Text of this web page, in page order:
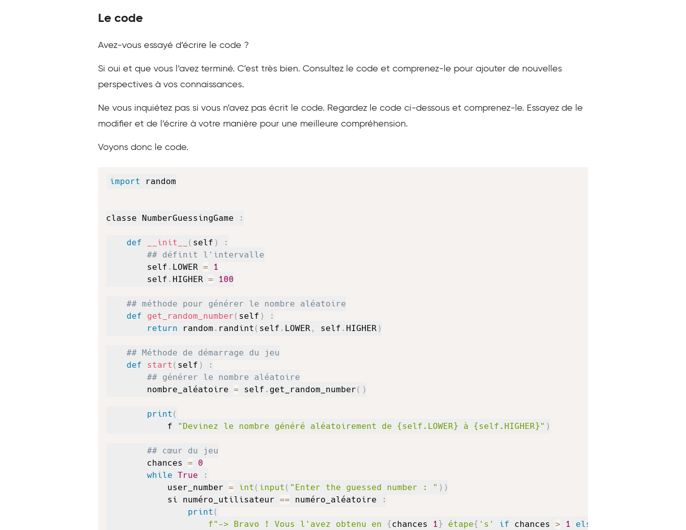
Le code
Avez-vous essayé d’écrire le code ?
Si oui et que vous l’avez terminé. C’est très bien. Consultez le code et comprenez-le pour ajouter de nouvelles
perspectives à vos connaissances.
Ne vous inquiétez pas si vous n’avez pas écrit le code. Regardez le code ci-dessous et comprenez-le. Essayez de le
modifier et de l’écrire à votre manière pour une meilleure compréhension.
Voyons donc le code.
import random
classe NumberGuessingGame :
def __init__ ( self )
:
## définit l'intervalle
        self
. LOWER =
1
        self
. HIGHER = 100
## méthode pour générer le nombre aléatoire
def
get_random_number( self )
:
return random . randint ( self . LOWER, self . HIGHER )
## Méthode de démarrage du jeu
def
start ( self )
:
## générer le nombre aléatoire
        nombre_aléatoire
= self . get_random_number( )
print (
            f
"Devinez le nombre généré aléatoirement de {self.LOWER} à {self.HIGHER}" )
## cœur du jeu
        chances
=
0
while True
:
            user_number
= int ( input ( "Enter the guessed number : " ) )
            si numéro_utilisateur
== numéro_aléatoire
:
print (
f"-> Bravo ! Vous l'avez obtenu en {chances 1} étape{ 's' if chances > 1 else